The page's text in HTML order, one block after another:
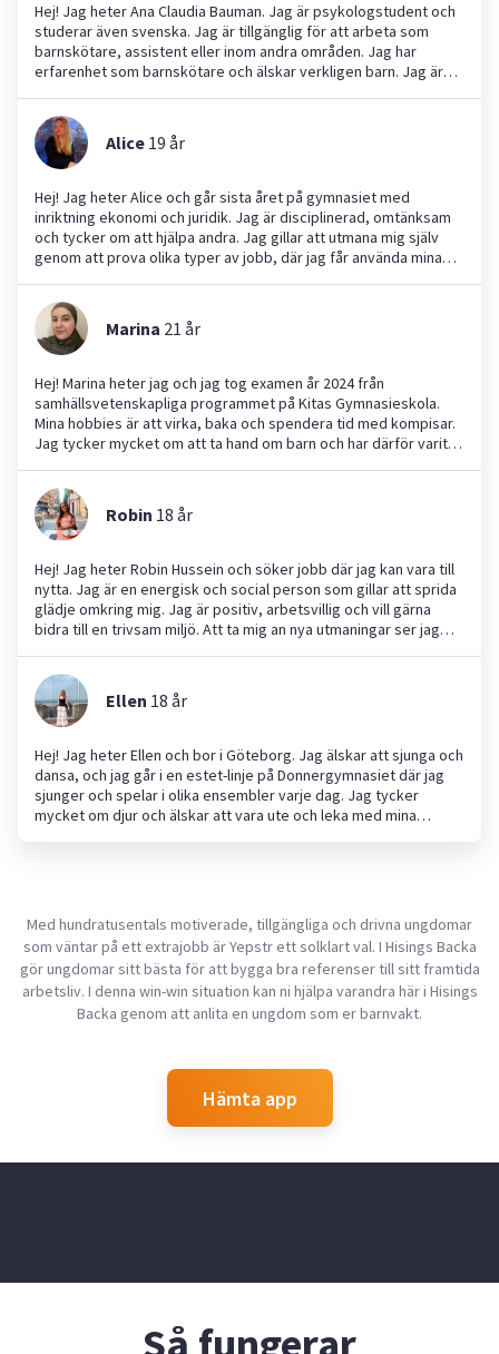
Hej! Jag heter Ana Claudia Bauman. Jag är psykologstudent och
studerar även svenska. Jag är tillgänglig för att arbeta som
barnskötare, assistent eller inom andra områden. Jag har
erfarenhet som barnskötare och älskar verkligen barn. Jag är
hand om ditt barn med kärlek. Jag kan även ge portugisiska
lektioner om det är intressant. Jag brinner för konst och
teckning och planerar att utveckla roliga aktiviteter och spel
med barn. Tveka inte att kontakta mig för mer information!
Alice 19 år
Hej! Jag heter Alice och går sista året på gymnasiet med
inriktning ekonomi och juridik. Jag är disciplinerad, omtänksam
och tycker om att hjälpa andra. Jag gillar att utmana mig själv
genom att prova olika typer av jobb, där jag får använda mina
möta nya människor och tycker det känns meningsfullt att få
vara till hjälp. Att göra skillnad i andras vardag är viktigt för mig
och jag är bra på att samarbeta och trivs i sociala sammanhang.
Jag tycker särskilt mycket om barnpassning och har erfarenhet
av att ta hand om barn från 4 år och uppåt, både i grupp och
enskilt. Eftersom min mamma är förskolelärare har jag fått extra
insikt och inspiration kring att arbeta med barn. Behöver du hjälp
med barnvakt, trädgårdsarbete, läxhjälp eller liknande så hjälper
jag gärna till. Tack!
Marina 21 år
Hej! Marina heter jag och jag tog examen år 2024 från
samhällsvetenskapliga programmet på Kitas Gymnasieskola.
Mina hobbies är att virka, baka och spendera tid med kompisar.
Jag tycker mycket om att ta hand om barn och har därför varit
städa och hålla rent, så jag hjälper gärna till med
hemmasysslorna också. Jag har ett stort intresse för att arbeta
med människor och ser fram emot att vara en del av er familj!
Robin 18 år
Hej! Jag heter Robin Hussein och söker jobb där jag kan vara till
nytta. Jag är en energisk och social person som gillar att sprida
glädje omkring mig. Jag är positiv, arbetsvillig och vill gärna
bidra till en trivsam miljö. Att ta mig an nya utmaningar ser jag
att ta hand om barn och hjälpa till med läxläsning, men hjälper
också gärna till med andra uppgifter i hemmet. Hoppas vi hörs
snart!
Ellen 18 år
Hej! Jag heter Ellen och bor i Göteborg. Jag älskar att sjunga och
dansa, och jag går i en estet-linje på Donnergymnasiet där jag
sjunger och spelar i olika ensembler varje dag. Jag tycker
mycket om djur och älskar att vara ute och leka med mina
drygt 2 år. Dessutom är jag bra på att baka och laga mat, och jag
har alltid ett stort tålamod. Jag ser fram emot att hjälpa till!
Med hundratusentals motiverade, tillgängliga och drivna ungdomar
som väntar på ett extrajobb är Yepstr ett solklart val. I Hisings Backa
gör ungdomar sitt bästa för att bygga bra referenser till sitt framtida
arbetsliv. I denna win-win situation kan ni hjälpa varandra här i Hisings
Backa genom att anlita en ungdom som er barnvakt.
Hämta app
Så fungerar